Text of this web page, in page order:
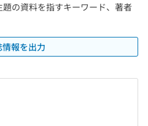
の資料を指すキーワード、著者
情報を出力